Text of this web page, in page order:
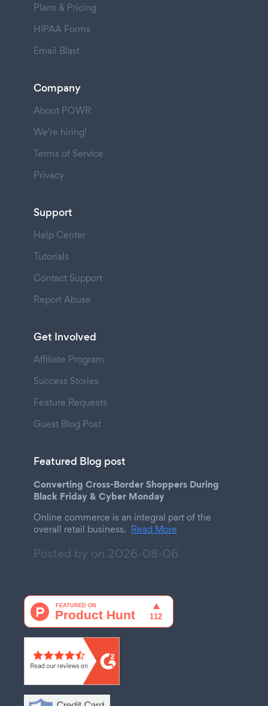
Plans & Pricing
HIPAA Forms
Email Blast
Company
About POWR
We're hiring!
Terms of Service
Privacy
Support
Help Center
Tutorials
Contact Support
Report Abuse
Get Involved
Affiliate Program
Success Stories
Feature Requests
Guest Blog Post
Featured Blog post
Converting Cross-Border Shoppers During
Black Friday & Cyber Monday
Online commerce is an integral part of the
overall retail business. Read More
Posted by on 2026-08-06